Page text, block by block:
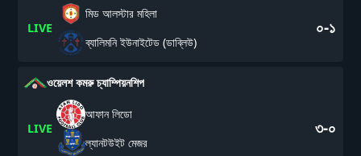
LIVE
মিড আলস্টার মহিলা
ব্যালিমনি ইউনাইটেড (ডাব্লিউ)
০-১
ওয়েলশ কমরু চ্যাম্পিয়নশিপ
LIVE
আফান লিডো
ল্যানটউইট মেজর
৩-০